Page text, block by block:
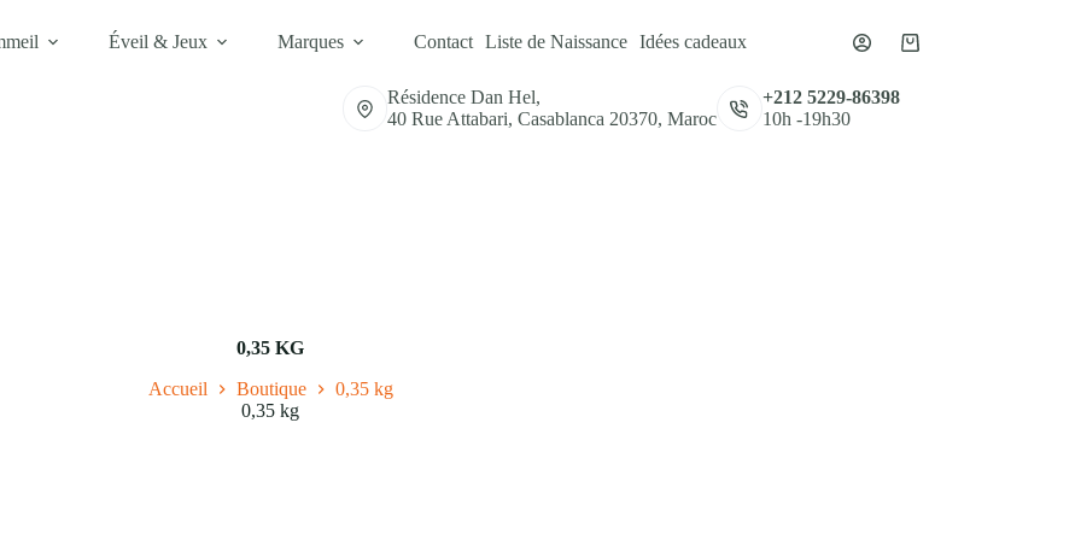
Résidence Dan Hel,
40 Rue Attabari, Casablanca 20370, Maroc
+212 5229-86398
10h -19h30
Éveil & Jeux Marques Contact Liste de Naissance Idées cadeaux
Panier
0,35 KG
Accueil Boutique
0,35 kg
0,35 kg